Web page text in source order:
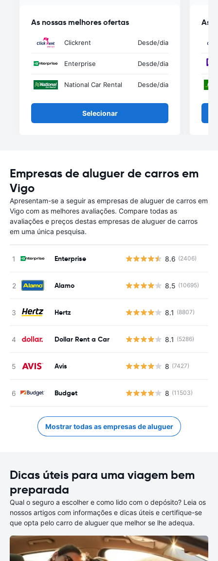
As nossas melhores ofertas
Clickrent Desde/dia
Enterprise Desde/dia
National Car Rental Desde/dia
Selecionar
As
Empresas de aluguer de carros em
Vigo
Apresentam-se a seguir as empresas de aluguer de carros em
Vigo com as melhores avaliações. Compare todas as
avaliações e preços destas empresas de aluguer de carros
em uma única pesquisa.
Enterprise 8.6 (2406)
Alamo 8.5 (10695)
Hertz 8.1 (8807)
Dollar Rent a Car 8.1 (5286)
Avis 8 (7427)
Budget 8 (11503)
Mostrar todas as empresas de aluguer
Dicas úteis para uma viagem bem
preparada
Qual o seguro a escolher e como lido com o depósito? Leia os
nossos artigos com informações e dicas úteis e certifique-se
que opta pelo carro de aluguer que melhor se lhe adequa.